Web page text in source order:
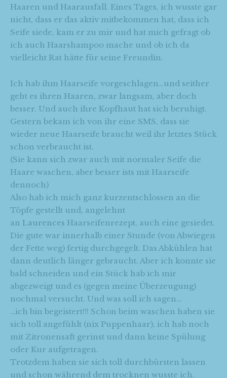
Haaren und Haarausfall. Eines Tages, ich wusste gar
nicht, dass er das aktiv mitbekommen hat, dass ich
Seife siede, kam er zu mir und hat mich gefragt ob
ich auch Haarshampoo mache und ob ich da
vielleicht Rat hätte für seine Freundin.
Ich hab ihm Haarseife vorgeschlagen…und seither
geht es ihren Haaren, zwar langsam, aber doch
besser. Und auch ihre Kopfhaut hat sich beruhigt.
Gestern bekam ich von ihr eine SMS, dass sie
wieder neue Haarseife braucht weil ihr letztes Stück
schon verbraucht ist.
(Sie kann sich zwar auch mit normaler Seife die
Haare waschen, aber besser ists mit Haarseife
dennoch)
Also hab ich mich ganz kurzentschlossen an die
Töpfe gestellt und, angelehnt
an Laurences Haarseifenrezept, auch eine gesiedet.
Die gute war innerhalb einer Stunde (von Abwiegen
der Fette weg) fertig durchgegelt. Das Abkühlen hat
dann deutlich länger gebraucht. Aber ich konnte sie
bald schneiden und ein Stück hab ich mir
abgezweigt und es (gegen meine Überzeugung)
nochmal versucht. Und was soll ich sagen…
…ich bin begeistert!!! Schon beim waschen haben sie
sich toll angefühlt (nix Puppenhaar), ich hab noch
mit Zitronensaft gerinst und dann keine Spülung
oder Kur aufgetragen.
Trotzdem haben sie sich toll durchbürsten lassen
und schon während dem trocknen wusste ich,